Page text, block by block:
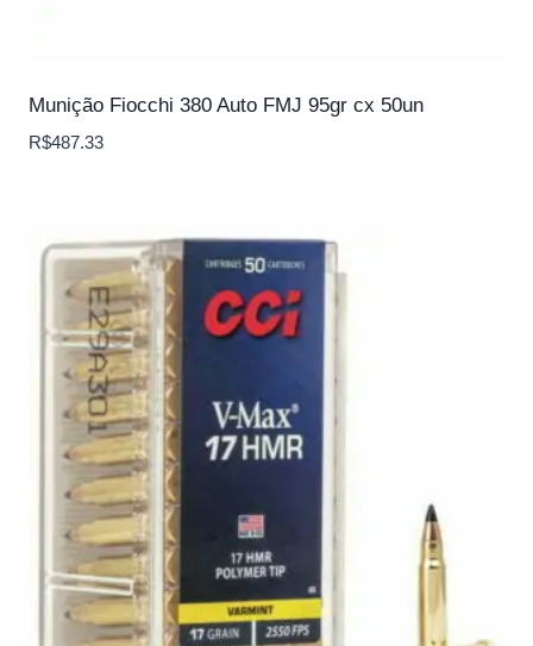
Munição Fiocchi 380 Auto FMJ 95gr cx 50un
R$487.33